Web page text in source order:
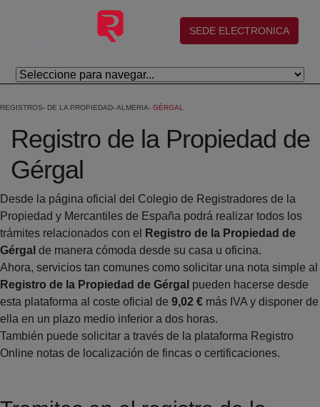
Saltar al contenido principal
(abre en nueva ventana)
SEDE ELECTRONICA
REGISTROS DE LA PROPIEDAD ALMERIA GÉRGAL
Registro de la Propiedad de
Gérgal
Desde la página oficial del Colegio de Registradores de la
Propiedad y Mercantiles de España podrá realizar todos los
trámites relacionados con el
Registro de la Propiedad de
Gérgal de manera cómoda desde su casa u oficina.
Ahora, servicios tan comunes como solicitar una nota simple al
Registro de la Propiedad de Gérgal pueden hacerse desde
esta plataforma al coste oficial de 9,02 € más IVA y disponer de
ella en un plazo medio inferior a dos horas.
También puede solicitar a través de la plataforma Registro
Online notas de localización de fincas o certificaciones.